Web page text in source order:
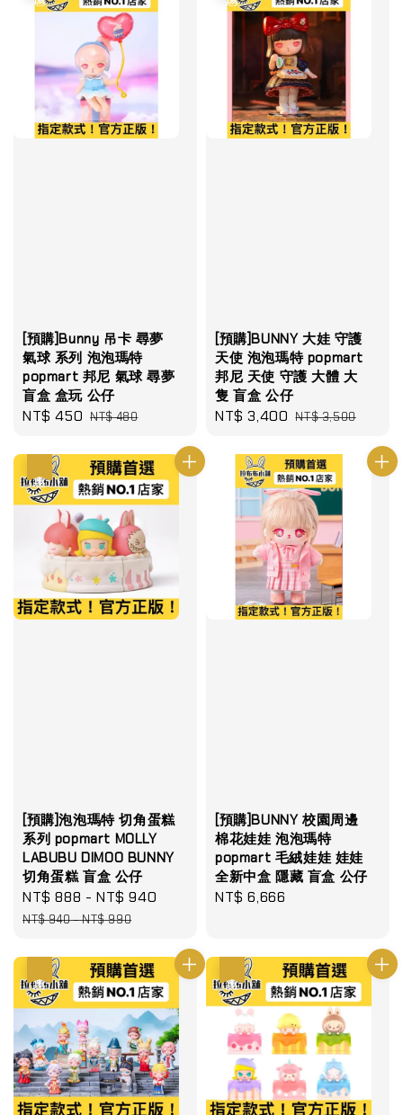
[預購]Bunny 吊卡 尋夢
氣球 系列 泡泡瑪特
popmart 邦尼 氣球 尋夢
盲盒 盒玩 公仔
Sale
NT$ 450 Regular
NT$ 480
[預購]BUNNY 大娃 守護
天使 泡泡瑪特 popmart
邦尼 天使 守護 大體 大
隻 盲盒 公仔
Sale
NT$ 3,400 Regular
NT$ 3,500
[預購]泡泡瑪特 切角蛋糕
系列 popmart MOLLY
LABUBU DIMOO BUNNY
切角蛋糕 盲盒 公仔
Sale
price
NT$ 888 -NT$ 940
Regular
NT$ 940-NT$ 990
[預購]BUNNY 校園周邊
棉花娃娃 泡泡瑪特
popmart 毛絨娃娃 娃娃
全新中盒 隱藏 盲盒 公仔
Regular
NT$ 6,666